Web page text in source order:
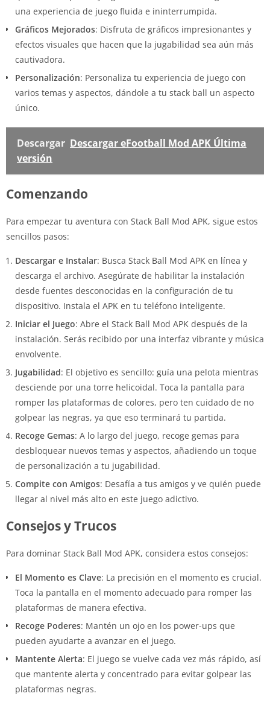
una experiencia de juego fluida e ininterrumpida.
Gráficos Mejorados: Disfruta de gráficos impresionantes y
efectos visuales que hacen que la jugabilidad sea aún más
cautivadora.
Personalización: Personaliza tu experiencia de juego con
varios temas y aspectos, dándole a tu stack ball un aspecto
único.
Descargar Descargar eFootball Mod APK Última
versión
Comenzando
Para empezar tu aventura con Stack Ball Mod APK, sigue estos
sencillos pasos:
Descargar e Instalar: Busca Stack Ball Mod APK en línea y
descarga el archivo. Asegúrate de habilitar la instalación
desde fuentes desconocidas en la configuración de tu
dispositivo. Instala el APK en tu teléfono inteligente.
Iniciar el Juego: Abre el Stack Ball Mod APK después de la
instalación. Serás recibido por una interfaz vibrante y música
envolvente.
Jugabilidad: El objetivo es sencillo: guía una pelota mientras
desciende por una torre helicoidal. Toca la pantalla para
romper las plataformas de colores, pero ten cuidado de no
golpear las negras, ya que eso terminará tu partida.
Recoge Gemas: A lo largo del juego, recoge gemas para
desbloquear nuevos temas y aspectos, añadiendo un toque
de personalización a tu jugabilidad.
Compite con Amigos: Desafía a tus amigos y ve quién puede
llegar al nivel más alto en este juego adictivo.
Consejos y Trucos
Para dominar Stack Ball Mod APK, considera estos consejos:
El Momento es Clave: La precisión en el momento es crucial.
Toca la pantalla en el momento adecuado para romper las
plataformas de manera efectiva.
Recoge Poderes: Mantén un ojo en los power-ups que
pueden ayudarte a avanzar en el juego.
Mantente Alerta: El juego se vuelve cada vez más rápido, así
que mantente alerta y concentrado para evitar golpear las
plataformas negras.